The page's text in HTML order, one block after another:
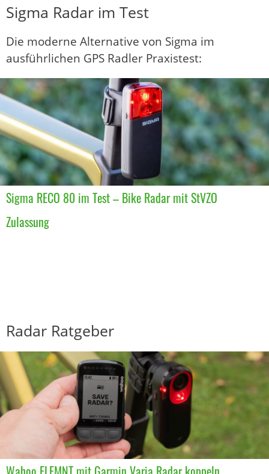
Sigma Radar im Test
Die moderne Alternative von Sigma im
ausführlichen GPS Radler Praxistest:
Sigma RECO 80 im Test – Bike Radar mit StVZO
Zulassung
Radar Ratgeber